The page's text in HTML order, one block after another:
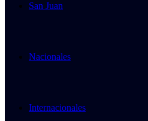
San Juan
Nacionales
Internacionales